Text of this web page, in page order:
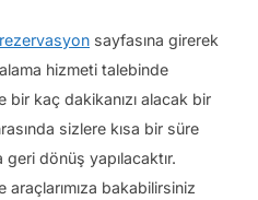
rezervasyon sayfasına girerek
hizmeti talebinde
bir kaç dakikanızı alacak bir
sizlere kısa bir süre
geri dönüş yapılacaktır.
bakabilirsiniz